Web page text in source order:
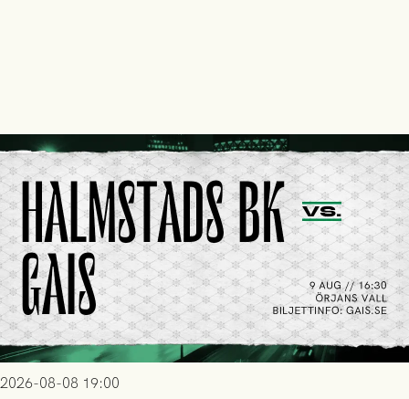
2026-08-08 19:00